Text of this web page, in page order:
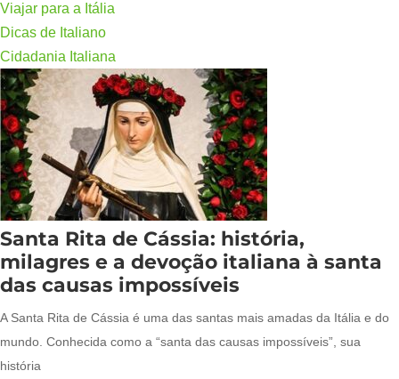
Viajar para a Itália
Dicas de Italiano
Cidadania Italiana
Santa Rita de Cássia: história,
milagres e a devoção italiana à santa
das causas impossíveis
A Santa Rita de Cássia é uma das santas mais amadas da Itália e do
mundo. Conhecida como a “santa das causas impossíveis”, sua
história